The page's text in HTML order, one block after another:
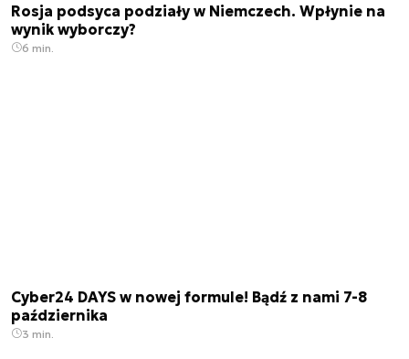
Rosja podsyca podziały w Niemczech. Wpłynie na
wynik wyborczy?
6 min.
Cyber24 DAYS w nowej formule! Bądź z nami 7-8
października
3 min.